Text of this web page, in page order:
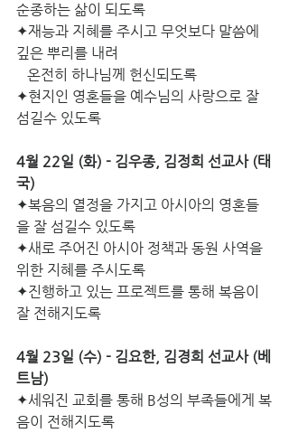
순종하는 삶이 되도록
✦재능과 지혜를 주시고 무엇보다 말씀에
깊은 뿌리를 내려
온전히 하나님께 헌신되도록
✦현지인 영혼들을 예수님의 사랑으로 잘
섬길수 있도록
4월 22일 (화) - 김우종, 김정희 선교사 (태
국)
✦복음의 열정을 가지고 아시아의 영혼들
을 잘 섬길수 있도록
✦새로 주어진 아시아 정책과 동원 사역을
위한 지혜를 주시도록
✦진행하고 있는 프로젝트를 통해 복음이
잘 전해지도록
4월 23일 (수) - 김요한, 김경희 선교사 (베
트남)
✦세워진 교회를 통해 B성의 부족들에게 복
음이 전해지도록